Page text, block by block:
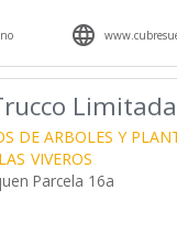

Limitada
DE ARBOLES Y
VIVEROS
Parcela 16a